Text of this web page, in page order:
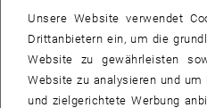
Unsere Website verwendet
Drittanbietern ein, um die
Website zu gewährleisten
Website zu analysieren und
und zielgerichtete Werbung